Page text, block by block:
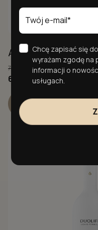
Aloe Cleansing
75,00
Pierwotna
wynosiła:
75,00 zł.
65,00 złAktualna
wynosi:
Dodaj do koszyka
Chcę zapisać się
wyrażam zgodę na
informacji o
usługach.